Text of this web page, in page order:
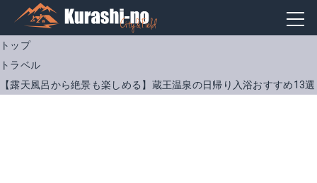
トップ
トラベル
【露天風呂から絶景も楽しめる】蔵王温泉の日帰り入浴おすすめ13